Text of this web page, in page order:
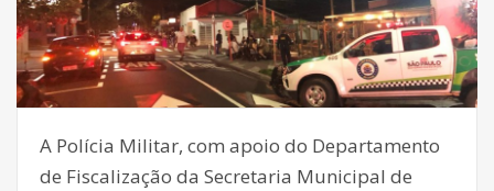
A Polícia Militar, com apoio do Departamento
de Fiscalização da Secretaria Municipal de